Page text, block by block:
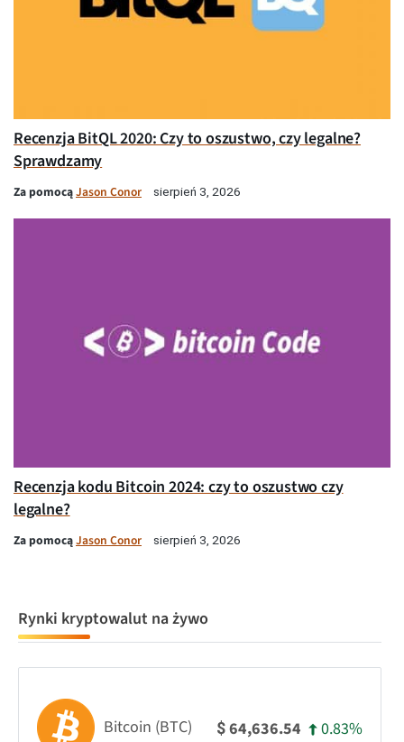
Recenzja BitQL 2020: Czy to oszustwo, czy legalne?
Sprawdzamy
Za pomocąJason Conor sierpień 3, 2026
Recenzja kodu Bitcoin 2024: czy to oszustwo czy
legalne?
Za pomocąJason Conor sierpień 3, 2026
Rynki kryptowalut na żywo
Bitcoin (BTC) $64,636.54 0.83%